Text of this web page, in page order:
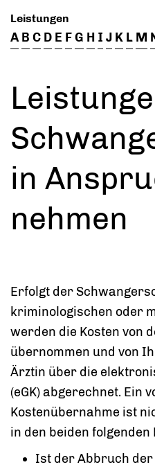
Leistungen
A B C D E FG H I J K L M
in
nehmen
Erfolgt der
kriminologischen oder
werden die Kosten von
übernommen und von
Ärztin über die
(eGK) abgerechnet. Ein
Kostenübernahme ist
in den beiden
Ist der Abbruch